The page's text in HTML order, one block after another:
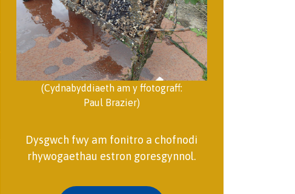
(Cydnabyddiaeth am y ffotograff:
Paul Brazier)
Dysgwch fwy am fonitro a chofnodi
rhywogaethau estron goresgynnol.